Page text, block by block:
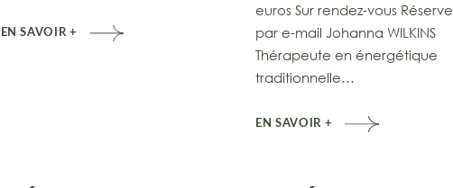
EN SAVOIR +
euros Sur rendez-vous
par e-mail Johanna WILKINS
Thérapeute en énergétique
traditionnelle…
EN SAVOIR +